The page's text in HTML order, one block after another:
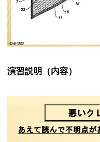
演習説明（内容）